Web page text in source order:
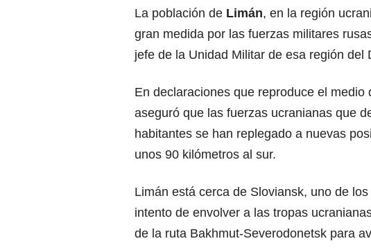
La población de Limán, en la región
gran medida por las fuerzas militares
jefe de la Unidad Militar de esa región del
En declaraciones que reproduce el
aseguró que las fuerzas ucranianas que
habitantes se han replegado a nuevas
unos 90 kilómetros al sur.
Limán está cerca de Sloviansk, uno de
intento de envolver a las tropas
de la ruta Bakhmut-Severodonetsk para